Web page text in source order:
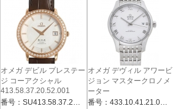
オメガ デビル プレステー
ジ コーアクシャル
413.58.37.20.52.001
番号：SU413.58.37.20.52.001
オメガ デヴィル アワービ
ジョン マスタークロノメ
ーター
433.10.41.21.02.001 シル
番号：433.10.41.21.02.001